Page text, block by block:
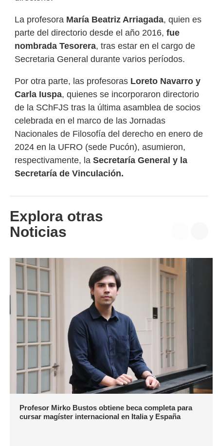
La profesora María Beatriz Arriagada, quien es
parte del directorio desde el año 2016, fue
nombrada Tesorera, tras estar en el cargo de
Secretaria General durante varios períodos.
Por otra parte, las profesoras Loreto Navarro y
Carla Iuspa, quienes se incorporaron directorio
de la SChFJS tras la última asamblea de socios
celebrada en el marco de las Jornadas
Nacionales de Filosofía del derecho en enero de
2024 en la UFRO (sede Pucón), asumieron,
respectivamente, la Secretaría General y la
Secretaría de Vinculación.
Explora otras
Noticias
Profesor Mirko Bustos obtiene beca completa para
cursar magíster internacional en Italia y España